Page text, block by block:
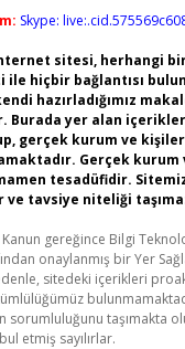
Skype:
sitesi, herhangi
ile hiçbir bağlantısı
hazırladığımız
Burada yer alan
gerçek kurum ve
Gerçek
tesadüfidir.
tavsiye niteliği
Kanun gereğince Bilgi
onaylanmış bir Yer
sitedeki içerikleri
sorumluluğunu taşımakta
etmiş sayılırlar.